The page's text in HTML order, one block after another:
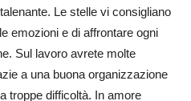
Le stelle vi consigliano
emozioni e di affrontare ogni
Sul lavoro avrete molte
a una buona organizzazione
troppe difficoltà. In amore